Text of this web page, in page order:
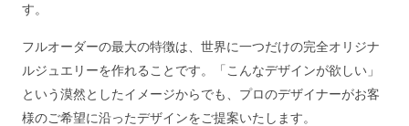
す。
フルオーダーの最大の特徴は、世界に一つだけの完全オリジナ
ルジュエリーを作れることです。「こんなデザインが欲しい」
という漠然としたイメージからでも、プロのデザイナーがお客
様のご希望に沿ったデザインをご提案いたします。